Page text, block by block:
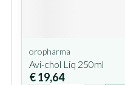
oropharma
Avi-chol Liq 250ml
€ 19,64